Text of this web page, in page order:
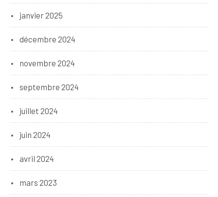
janvier 2025
décembre 2024
novembre 2024
septembre 2024
juillet 2024
juin 2024
avril 2024
mars 2023